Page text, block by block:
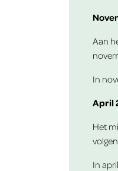
Aan
In
April
Het
In